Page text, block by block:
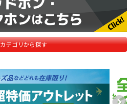
カテゴリから探す